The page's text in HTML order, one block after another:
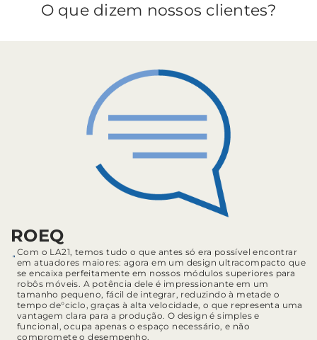
O que dizem nossos clientes?
ROEQ
Com o LA21, temos tudo o que antes só era possível encontrar
em atuadores maiores: agora em um design ultracompacto que
se encaixa perfeitamente em nossos módulos superiores para
robôs móveis. A potência dele é impressionante em um
tamanho pequeno, fácil de integrar, reduzindo à metade o
tempo de°ciclo, graças à alta velocidade, o que representa uma
vantagem clara para a produção. O design é simples e
funcional, ocupa apenas o espaço necessário, e não
compromete o desempenho.